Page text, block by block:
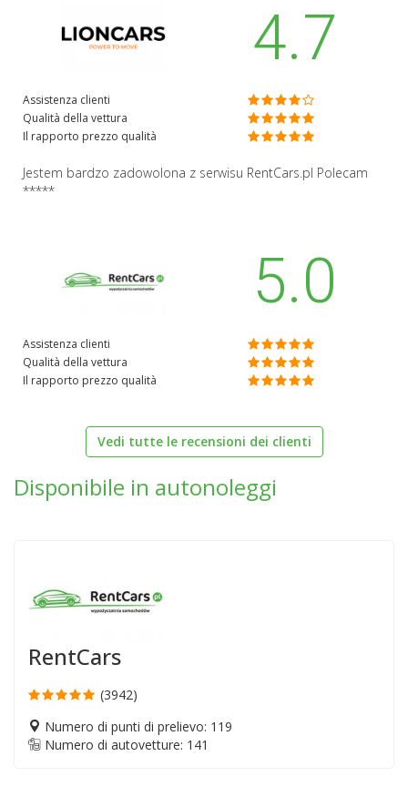
4.7
Assistenza clienti
Qualità della vettura
Il rapporto prezzo qualità
Jestem bardzo zadowolona z serwisu RentCars.pl Polecam
*****
5.0
Assistenza clienti
Qualità della vettura
Il rapporto prezzo qualità
Vedi tutte le recensioni dei clienti
Disponibile in autonoleggi
RentCars
(3942)
Numero di punti di prelievo: 119
Numero di autovetture: 141